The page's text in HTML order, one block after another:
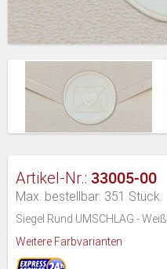
Artikel-Nr.: 33005-00
Max. bestellbar: 351 Stück.
Siegel Rund UMSCHLAG - Weiß
Weitere Farbvarianten